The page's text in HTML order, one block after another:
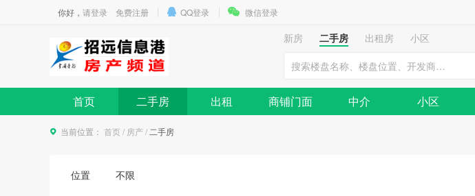
你好， 请登录 免费注册 QQ登录 微信登录
新房 二手房 出租房
小区
首页 二手房 出租 商铺门面 中介 小区
当前位置： 首页 / 房产/ 二手房
位置 不限